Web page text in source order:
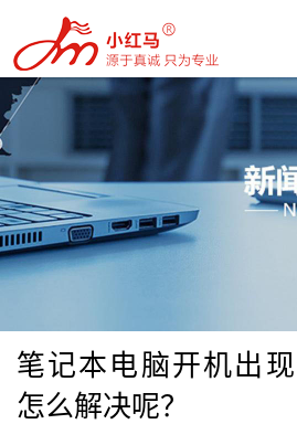
笔记本电脑开机出现
怎么解决呢？